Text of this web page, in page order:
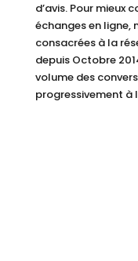
d’avis. Pour mieux
échanges en ligne,
consacrées à la
depuis Octobre
volume des
progressivement à